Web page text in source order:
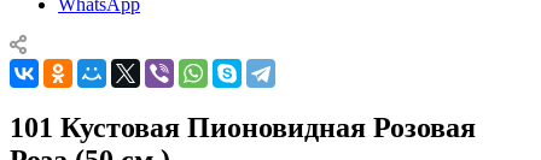
WhatsApp
101 Кустовая Пионовидная Розовая